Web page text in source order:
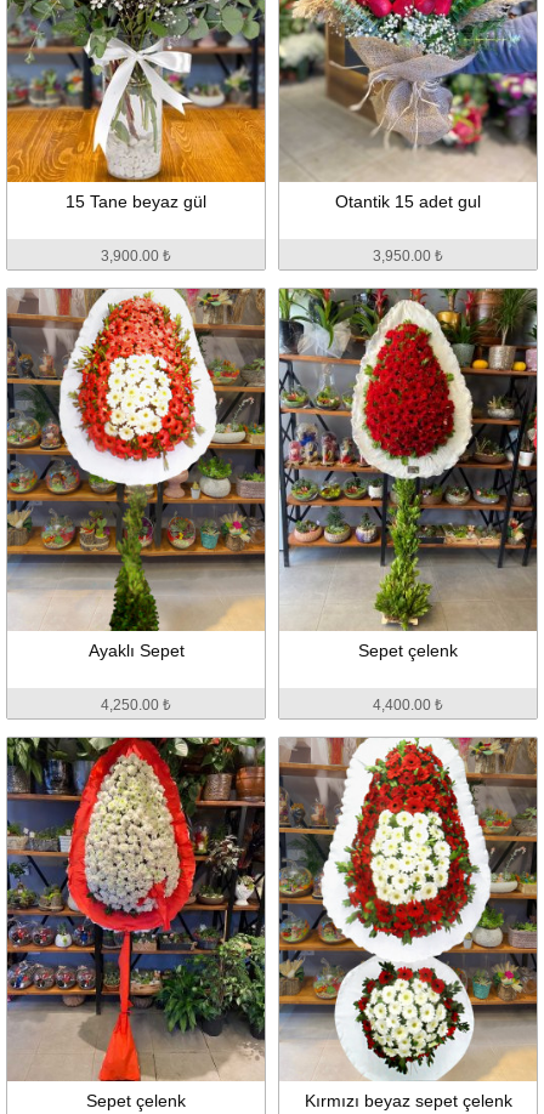
15 Tane beyaz gül
3,900.00 ₺
Otantik 15 adet gul
3,950.00 ₺
Ayaklı Sepet
4,250.00 ₺
Sepet çelenk
4,400.00 ₺
Sepet çelenk Kırmızı beyaz sepet çelenk